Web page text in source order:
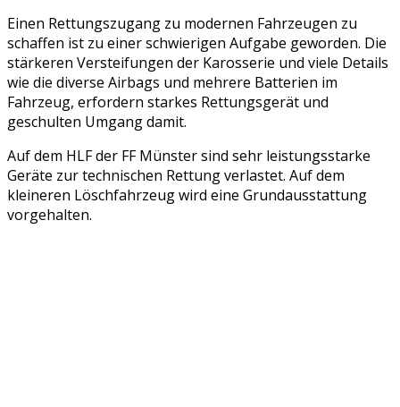
Einen Rettungszugang zu modernen Fahrzeugen zu
schaffen ist zu einer schwierigen Aufgabe geworden. Die
stärkeren Versteifungen der Karosserie und viele Details
wie die diverse Airbags und mehrere Batterien im
Fahrzeug, erfordern starkes Rettungsgerät und
geschulten Umgang damit.
Auf dem HLF der FF Münster sind sehr leistungsstarke
Geräte zur technischen Rettung verlastet. Auf dem
kleineren Löschfahrzeug wird eine Grundausstattung
vorgehalten.